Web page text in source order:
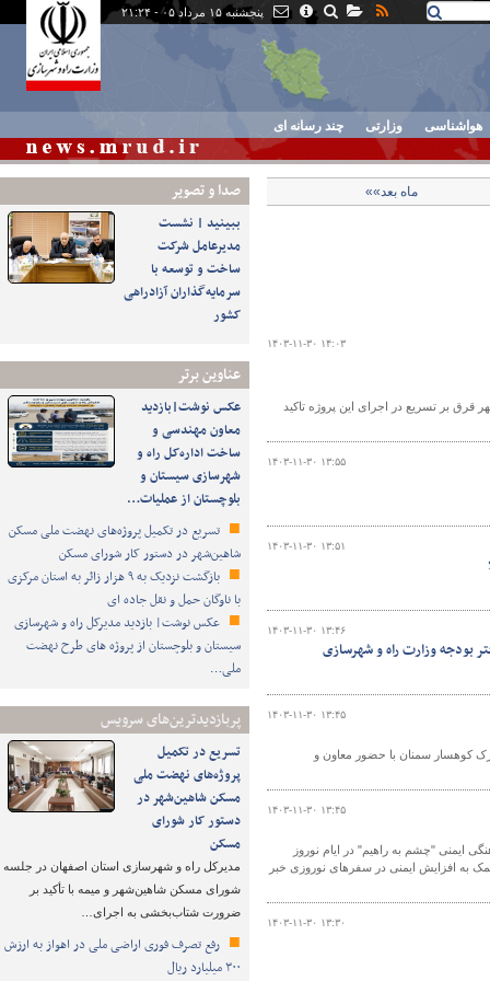
پنجشنبه ۱۵ مرداد ۰۵ - ۲۱:۲۴
هواشناسی وزارتی چند رسانه ای
صدا و تصوير
ببینید | نشست
مدیرعامل شرکت
ساخت و توسعه با
سرمایه‌گذاران آزادراهی
کشور
عناوین برتر
عکس نوشت|بازدید
معاون مهندسی و
ساخت اداره‌کل راه و
شهرسازی سیستان و
بلوچستان از عملیات…
تسریع در تکمیل پروژه‌های نهضت ملی مسکن
شاهین‌شهر در دستور کار شورای مسکن
بازگشت نزدیک به ۹ هزار زائر به استان مرکزی
با ناوگان حمل و نقل جاده ای
عکس نوشت| بازدید مدیرکل راه و شهرسازی
سیستان و بلوچستان از پروژه های طرح نهضت
ملی…
پربازدیدترین‌های سرویس
تسریع در تکمیل
پروژه‌های نهضت ملی
مسکن شاهین‌شهر در
دستور کار شورای
مسکن
مدیرکل راه و شهرسازی استان اصفهان در جلسه
شورای مسکن شاهین‌شهر و میمه با تأکید بر
ضرورت شتاب‌بخشی به اجرای…
رفع تصرف فوری اراضی ملی در اهواز به ارزش
۳۰۰ میلیارد ریال
ماه بعد»»
۱۴۰۳-۱۱-۳۰ ۱۴:۰۳
بر تسریع در اجرای این پروژه تاکید
۱۴۰۳-۱۱-۳۰ ۱۳:۵۵
۱۴۰۳-۱۱-۳۰ ۱۳:۵۱
۱۴۰۳-۱۱-۳۰ ۱۳:۴۶
بودجه وزارت راه و شهرسازی
۱۴۰۳-۱۱-۳۰ ۱۳:۴۵
طراحی و ساخت مسجد در سایت ۱۲/۶ هکتاری شهرک کوهسار سمنان با حضور معاون و
۱۴۰۳-۱۱-۳۰ ۱۳:۴۵
ایمنی "چشم به راهیم" در ایام نوروز
به افزایش ایمنی در سفرهای نوروزی خبر
۱۴۰۳-۱۱-۳۰ ۱۳:۳۰